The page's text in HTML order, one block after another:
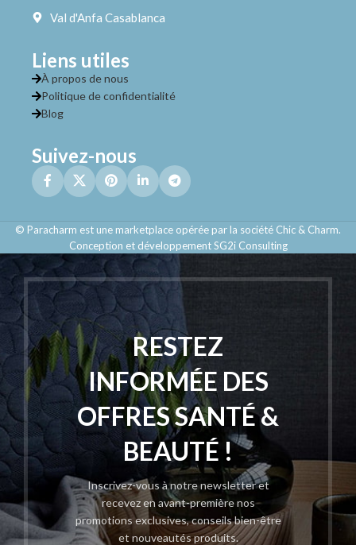
Val d'Anfa Casablanca
Liens utiles
À propos de nous
Politique de confidentialité
Blog
Suivez-nous
© Paracharm est une marketplace opérée par la société Chic & Charm.
Conception et développement SG2i Consulting
RESTEZ
INFORMÉE DES
OFFRES SANTÉ &
BEAUTÉ !
Inscrivez-vous à notre newsletter et
recevez en avant-première nos
promotions exclusives, conseils bien-être
et nouveautés produits.